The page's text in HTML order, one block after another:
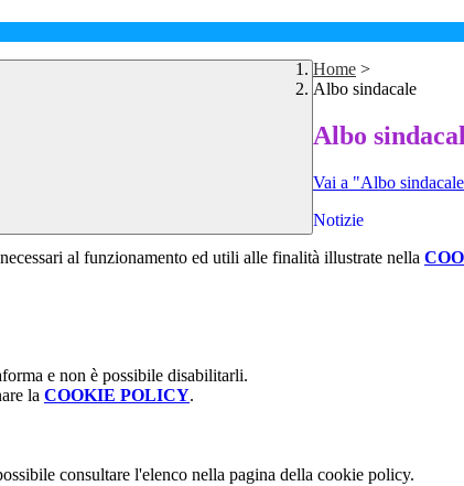
Home >
Albo sindacale
Albo
Vai a "Albo
Notizie
al funzionamento ed utili alle finalità illustrate nella
e non è possibile disabilitarli.
la COOKIE POLICY.
consultare l'elenco nella pagina della cookie policy.